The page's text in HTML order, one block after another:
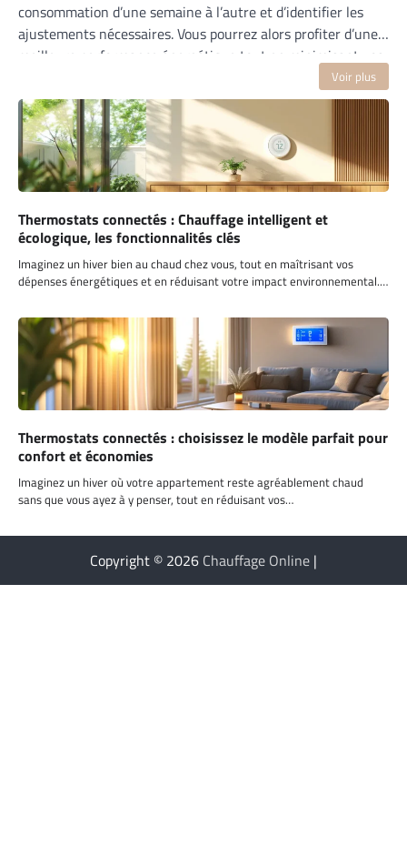
consommation d’une semaine à l’autre et d’identifier les
ajustements nécessaires. Vous pourrez alors profiter d’une
meilleure performance énergétique tout en minimisant vos
Voir plus
Thermostats connectés : Chauffage intelligent et
écologique, les fonctionnalités clés
Imaginez un hiver bien au chaud chez vous, tout en maîtrisant vos
dépenses énergétiques et en réduisant votre impact environnemental.…
Thermostats connectés : choisissez le modèle parfait pour
confort et économies
Imaginez un hiver où votre appartement reste agréablement chaud
sans que vous ayez à y penser, tout en réduisant vos…
Copyright © 2026 Chauffage Online |